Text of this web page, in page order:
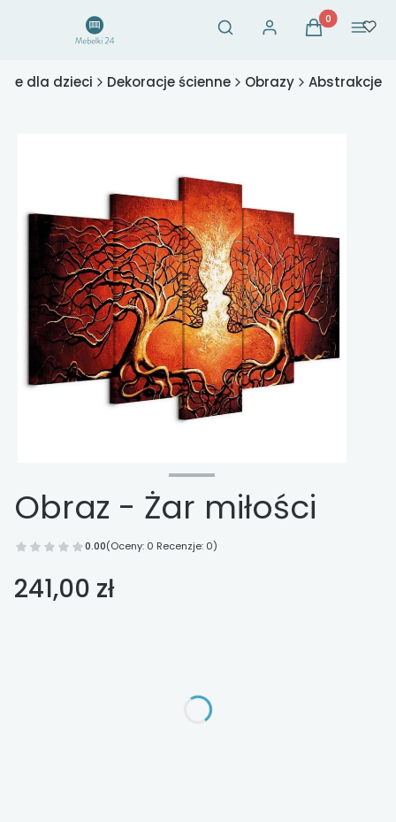
Otwórz wyszukiwarkę
Szukaj Zaloguj sięProdukty w
Koszyk Menu
dla dzieci Dekoracje ścienne Obrazy Abstrakcje
Obraz - Żar miłości
0.00(Oceny: 0 Recenzje: 0)
Cena
241,00 zł